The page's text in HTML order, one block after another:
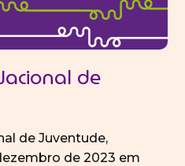
de
de Juventude,
de 2023 em